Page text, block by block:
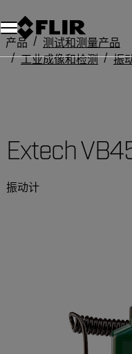
产品
测试和测量产品
工业成像和检测
振
Extech
振动计